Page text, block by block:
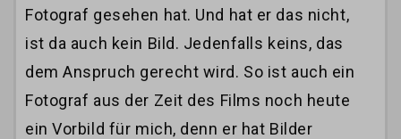
Fotograf gesehen hat. Und hat er das nicht,
ist da auch kein Bild. Jedenfalls keins, das
dem Anspruch gerecht wird. So ist auch ein
Fotograf aus der Zeit des Films noch heute
ein Vorbild für mich, denn er hat Bilder